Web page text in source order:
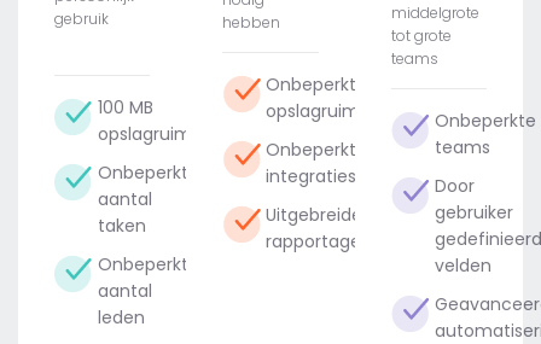
gebruik
100 MB
opslagruimte
Onbeperkt
aantal
taken
Onbeperkt
aantal
leden
hebben
Onbeperkte
opslagruimte
Onbeperkte
integraties
Uitgebreide
rapportage
middelgrote
tot grote
teams
Onbeperkte
teams
Door
gebruiker
velden